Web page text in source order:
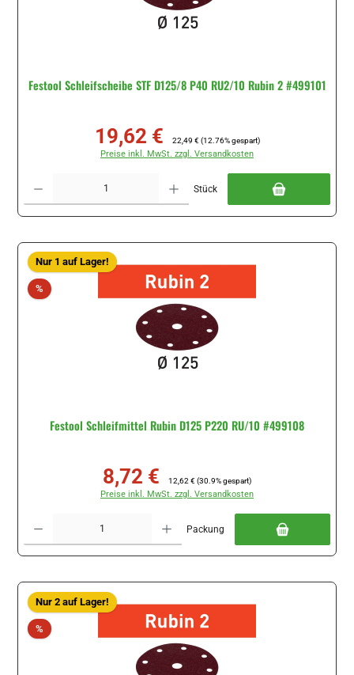
Festool Schleifscheibe STF D125/8 P40 RU2/10 Rubin 2 #499101
Verkaufspreis:
19,62 € 22,49 € (12.76% gespart)
Preise inkl. MwSt. zzgl. Versandkosten
Stück
Nur 1 auf Lager!
%Rabatt
Festool Schleifmittel Rubin D125 P220 RU/10 #499108
Verkaufspreis:
8,72 € 12,62 € (30.9% gespart)
Preise inkl. MwSt. zzgl. Versandkosten
Packung
Nur 2 auf Lager!
%Rabatt